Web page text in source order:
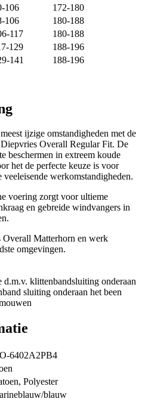
106
172-180
106
180-188
117
180-188
129
188-196
141 188-196
ijzige omstandigheden met de
Overall Regular Fit. De
beschermen in extreem koude
het de perfecte keuze is voor
werkomstandigheden.
voering zorgt voor ultieme
en gebreide windvangers in
Matterhorn en werk
omgevingen.
d.m.v. klittenbandsluiting onderaan
sluiting onderaan het been
6402A2PB4
Polyester
blauw